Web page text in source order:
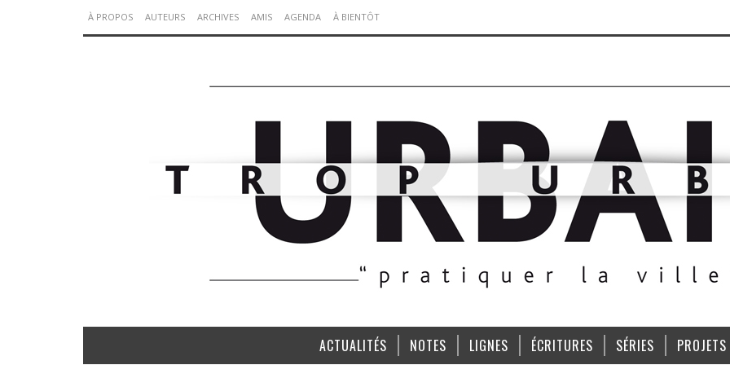
À PROPOS AUTEURS ARCHIVES AMIS AGENDA À BIENTÔT
ACTUALITÉS NOTES LIGNES ÉCRITURES SÉRIES PROJETS